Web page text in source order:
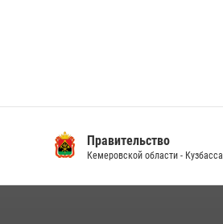
Правительство
Кемеровской области - Кузбасса